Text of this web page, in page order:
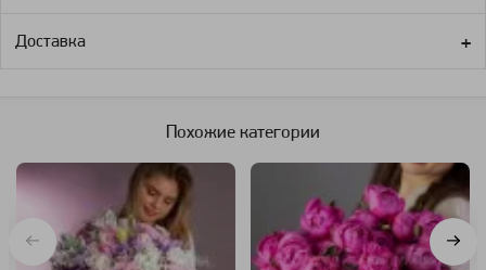
Доставка
Похожие категории